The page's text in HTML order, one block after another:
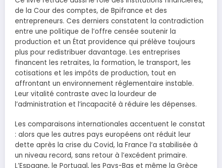
de la Cour des comptes, de Bpifrance et des
entrepreneurs. Ces derniers constatent la contradiction
entre une politique de l’offre censée soutenir la
production et un État providence qui prélève toujours
plus pour redistribuer davantage. Les entreprises
financent les retraites, la formation, le transport, les
cotisations et les impôts de production, tout en
affrontant un environnement réglementaire instable.
Leur vitalité contraste avec la lourdeur de
l’administration et l’incapacité à réduire les dépenses.
Les comparaisons internationales accentuent le constat
: alors que les autres pays européens ont réduit leur
dette après la crise du Covid, la France l’a stabilisée à
un niveau record, sans retour à l’excédent primaire.
L’Espagne, le Portugal, les Pays-Bas et même la Grèce